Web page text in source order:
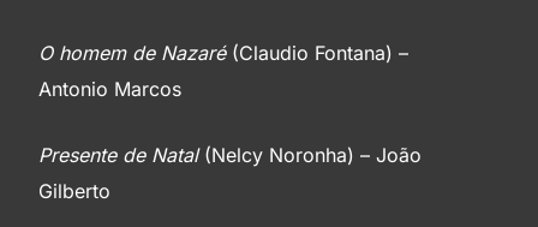
Natal das crianças
O homem de Nazaré(Claudio Fontana) –
Antonio Marcos
Presente de Natal (Nelcy Noronha) – João
Gilberto